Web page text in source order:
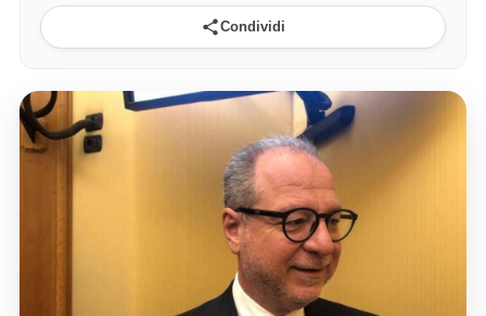
Condividi